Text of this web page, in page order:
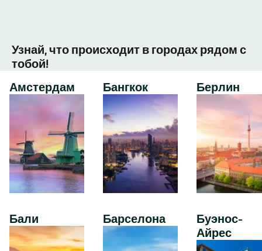
Узнай, что происходит в городах рядом с
тобой!
Амстердам
Бали
Бангкок
Барселона
Берлин
Буэнос-
Айрес